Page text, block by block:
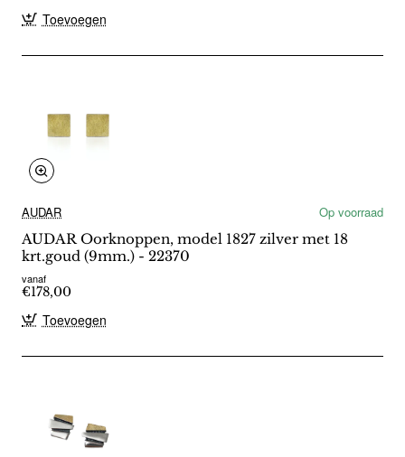
Toevoegen
AUDAR
Op voorraad
AUDAR Oorknoppen, model 1827 zilver met 18
krt.goud (9mm.) - 22370
vanaf
€178,00
Toevoegen